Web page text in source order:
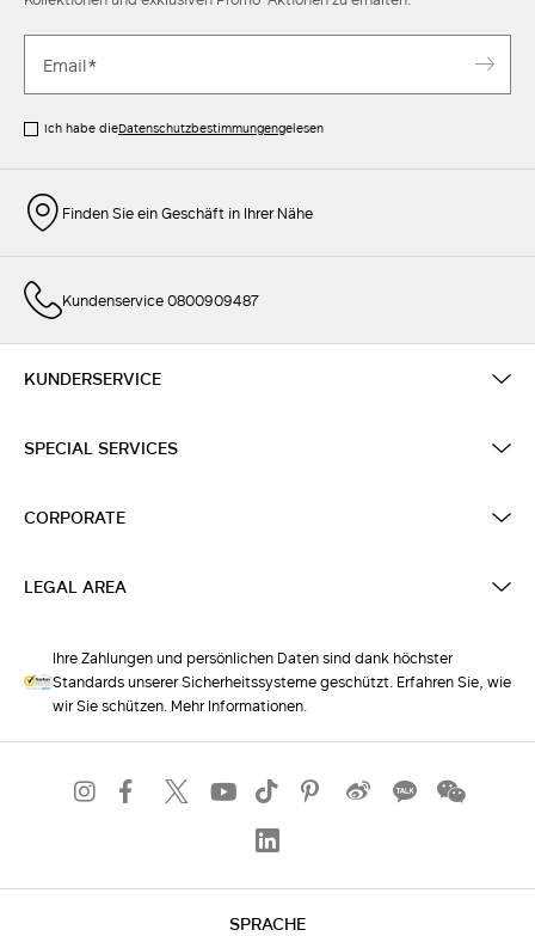
Ich habe dieDatenschutzbestimmungengelesen
Finden Sie ein Geschäft in Ihrer Nähe
Kundenservice 0800909487
KUNDERSERVICE
SPECIAL SERVICES
CORPORATE
LEGAL AREA
Ihre Zahlungen und persönlichen Daten sind dank höchster
Standards unserer Sicherheitssysteme geschützt. Erfahren Sie, wie
wir Sie schützen. Mehr Informationen.
SPRACHE